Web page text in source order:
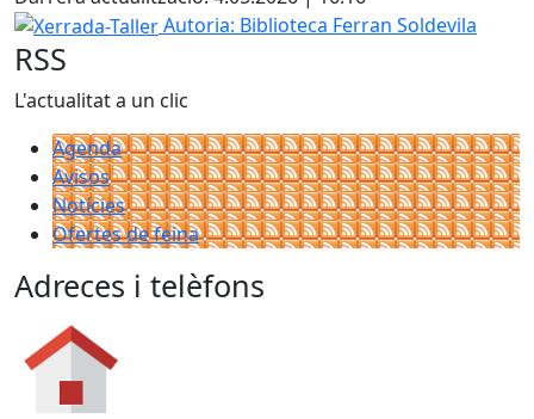
Xerrada-Taller
Autoria: Biblioteca Ferran Soldevila
RSS
L'actualitat a un clic
Agenda
Avisos
Notícies
Ofertes de feina
Adreces i telèfons